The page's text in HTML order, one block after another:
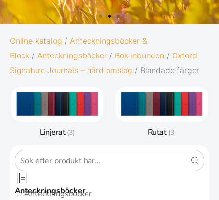
OXFORD
ORIGINS
Ge dina anteckningar den bästa möjliga
5 naturinspirerade färger med
matchande twin-wire
Gå till Oxford Origins
Anteckningsböcker
Anteckningsböcker
Online katalog / Anteckningsböcker &
Block / Anteckningsböcker / Bok inbunden / Oxford
Signature Journals – hård omslag / Blandade färger
Linjerat (3) Rutat (3)